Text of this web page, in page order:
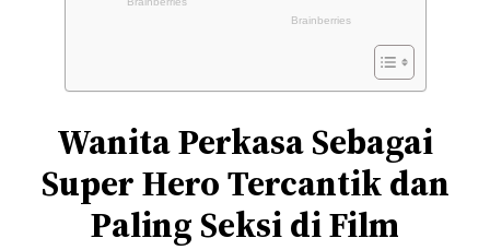
Wanita Perkasa Sebagai
Super Hero Tercantik dan
Paling Seksi di Film